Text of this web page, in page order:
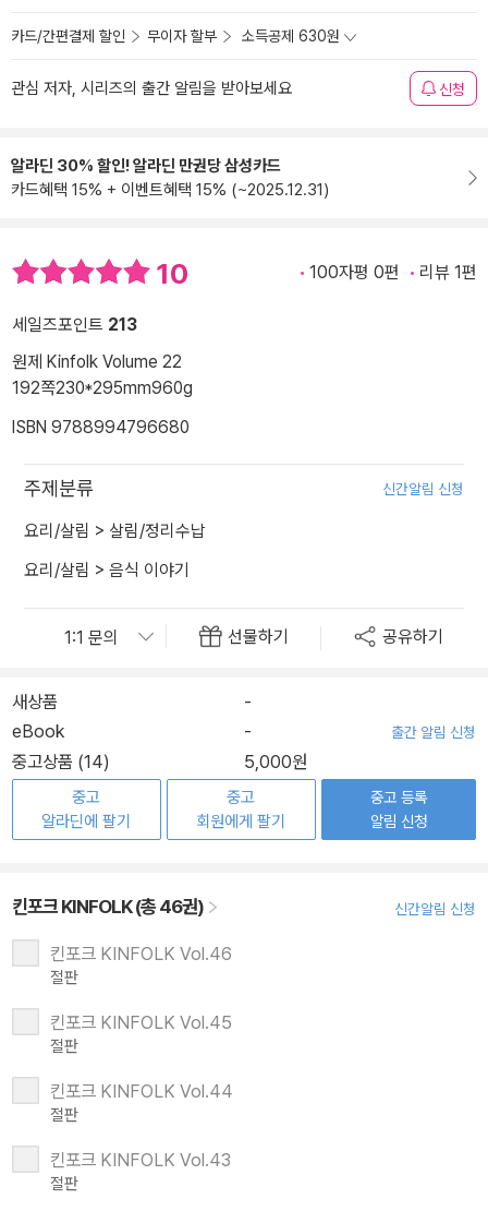
카드/간편결제 할인 무이자 할부 소득공제 630원
관심 저자, 시리즈의 출간 알림을 받아보세요 신청
알라딘 30% 할인! 알라딘 만권당 삼성카드
카드혜택 15% + 이벤트혜택 15% (~2025.12.31)
10 100자평 0편 리뷰 1편
세일즈포인트 213
원제 Kinfolk Volume 22
192쪽230*295mm960g
ISBN 9788994796680
주제분류 신간알림 신청
요리/살림 > 살림/정리수납
요리/살림 > 음식 이야기
선물하기 공유하기
새상품
-
eBook
- 출간 알림 신청
중고상품 (14) 5,000원
중고
알라딘에 팔기
중고
회원에게 팔기
중고 등록
알림 신청
킨포크 KINFOLK (총 46권) 신간알림 신청
킨포크 KINFOLK Vol.46
절판
킨포크 KINFOLK Vol.45
절판
킨포크 KINFOLK Vol.44
절판
킨포크 KINFOLK Vol.43
절판